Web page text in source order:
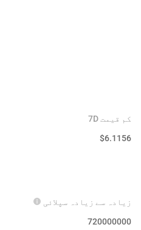
کم قیمت 7D
$6.1156
زیادہ سے زیادہ سپلائی
720000000